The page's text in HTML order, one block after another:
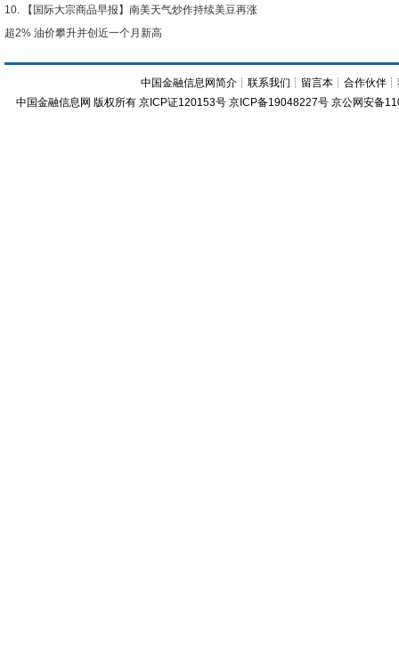
【国际大宗商品早报】南美天气炒作持续美豆再涨
超2% 油价攀升并创近一个月新高
中国金融信息网简介 ┊联系我们 ┊ 留言本 ┊合作伙伴 ┊
中国金融信息网 版权所有 京ICP证120153号 京ICP备19048227号 京公网安备